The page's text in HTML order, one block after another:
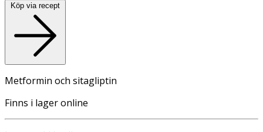
Köp via recept
Metformin och sitagliptin
Finns i lager online